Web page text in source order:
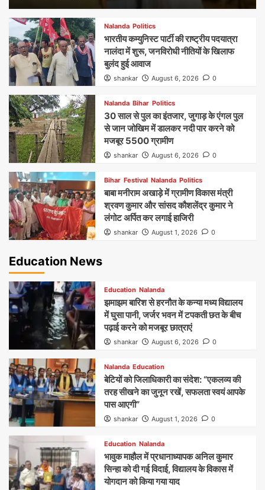
Nalanda Politics
भारतीय कम्युनिस्ट पार्टी की राष्ट्रीय पदयात्रा
नालंदा में शुरू, जनविरोधी नीतियों के खिलाफ
बुलंद हुई आवाज
shankar August 6, 2026 0
Nalanda Bihar Politics
30 साल से पुल का इंतजार, जुगाड़ के एंगल पुल
से जान जोखिम में डालकर नदी पार करने को
मजबूर 5500 ग्रामीण
shankar August 6, 2026 0
Bihar Festival Nalanda Politics
बाबा मनीराम अखाड़े में ग्रामीण विकास मंत्री
श्रवण कुमार और सांसद कौशलेंद्र कुमार ने
लंगोट अर्पित कर लगाई हाजिरी
shankar August 1, 2026 0
Education News
Education Nalanda
झमाझम बारिश से हरनौत के कन्या मध्य विद्यालय
में घुसा पानी, जर्जर भवन में टपकती छत के बीच
पढ़ाई करने को मजबूर छात्राएं
shankar August 6, 2026 0
Nalanda Education
बेटियों को जिलाधिकारी का संदेश: “एकलव्य की
तरह सीखने का जुनून रखें, सफलता स्वयं आपके
पास आएगी”
shankar August 1, 2026 0
Education Nalanda
भावुक माहौल में प्रधानाध्यापक अनिल कुमार
सिन्हा को दी गई विदाई, विद्यालय के विकास में
योगदान को किया गया याद